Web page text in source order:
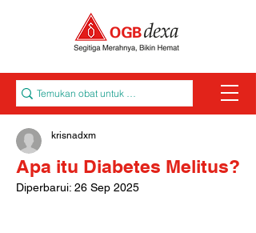
Apa itu Diabetes Melitus?
krisnadxm
Diperbarui: 26 Sep 2025